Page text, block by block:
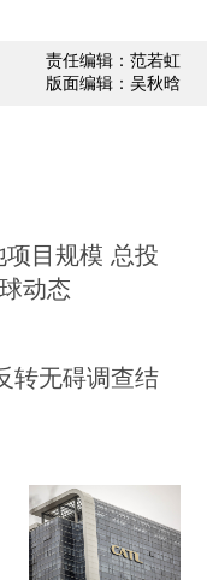
责任编辑：范若虹
版面编辑：吴秋晗
目规模 总投
动态
转无碍调查结